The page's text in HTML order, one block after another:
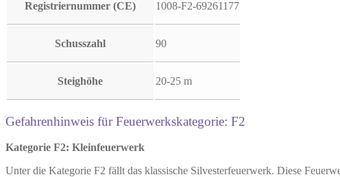
Registriernummer (CE) 1008-F2-69261177
Schusszahl 90
Steighöhe 20-25 m
Gefahrenhinweis für Feuerwerkskategorie: F2
Kategorie F2: Kleinfeuerwerk
Unter die Kategorie F2 fällt das klassische Silvesterfeuerwerk. Diese